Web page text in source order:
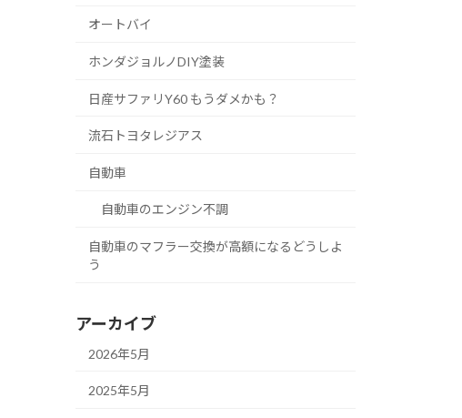
オートバイ
ホンダジョルノDIY塗装
日産サファリY60 もうダメかも？
流石トヨタレジアス
自動車
自動車のエンジン不調
自動車のマフラー交換が高額になるどうしよ
う
アーカイブ
2026年5月
2025年5月